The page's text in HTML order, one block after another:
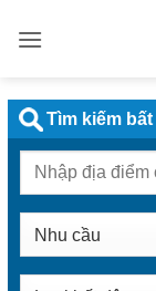
qua
dung
Tìm kiếm